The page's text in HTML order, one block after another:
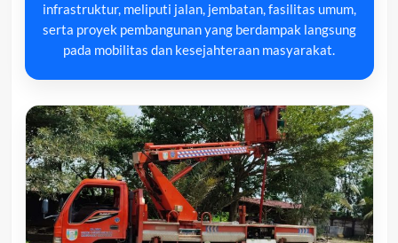
infrastruktur, meliputi jalan, jembatan, fasilitas umum,
serta proyek pembangunan yang berdampak langsung
pada mobilitas dan kesejahteraan masyarakat.